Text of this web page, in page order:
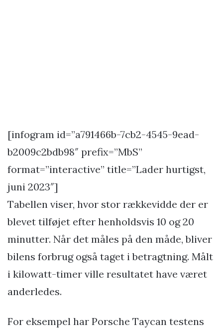
[infogram id=”a791466b-7cb2-4545-9ead-
b2009c2bdb98″ prefix=”MbS”
format=”interactive” title=”Lader hurtigst,
juni 2023″]
Tabellen viser, hvor stor rækkevidde der er
blevet tilføjet efter henholdsvis 10 og 20
minutter. Når det måles på den måde, bliver
bilens forbrug også taget i betragtning. Målt
i kilowatt-timer ville resultatet have været
anderledes.
For eksempel har Porsche Taycan testens